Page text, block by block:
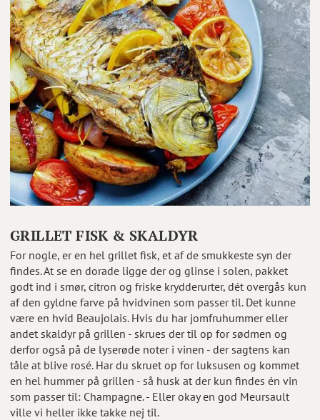
GRILLET FISK & SKALDYR
For nogle, er en hel grillet fisk, et af de smukkeste syn der
findes. At se en dorade ligge der og glinse i solen, pakket
godt ind i smør, citron og friske krydderurter, dét overgås kun
af den gyldne farve på hvidvinen som passer til. Det kunne
være en hvid Beaujolais. Hvis du har jomfruhummer eller
andet skaldyr på grillen - skrues der til op for sødmen og
derfor også på de lyserøde noter i vinen - der sagtens kan
tåle at blive rosé. Har du skruet op for luksusen og kommet
en hel hummer på grillen - så husk at der kun findes én vin
som passer til: Champagne. - Eller okay en god Meursault
ville vi heller ikke takke nej til.